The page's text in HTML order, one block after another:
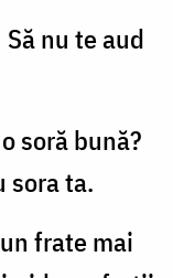
nu te aud
soră bună?
sora ta.
frate mai